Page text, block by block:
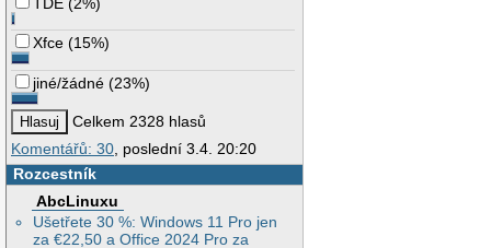
Xfce (15%)
jiné/žádné (23%)
Celkem 2328 hlasů
Komentářů: 30, poslední 3.4. 20:20
Rozcestník
AbcLinuxu
Ušetřete 30 %: Windows 11 Pro jen
za €22,50 a Office 2024 Pro za